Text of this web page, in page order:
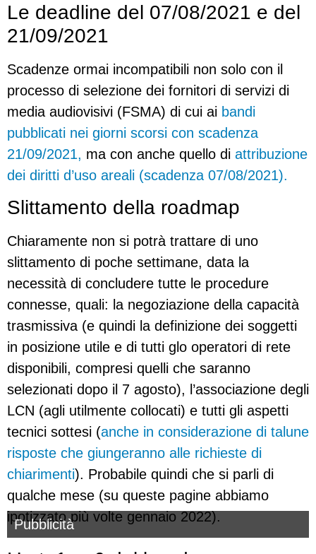
Le deadline del 07/08/2021 e del
21/09/2021
Scadenze ormai incompatibili non solo con il
processo di selezione dei fornitori di servizi di
media audiovisivi (FSMA) di cui ai bandi
pubblicati nei giorni scorsi con scadenza
21/09/2021, ma con anche quello di attribuzione
dei diritti d’uso areali (scadenza 07/08/2021).
Slittamento della roadmap
Chiaramente non si potrà trattare di uno
slittamento di poche settimane, data la
necessità di concludere tutte le procedure
connesse, quali: la negoziazione della capacità
trasmissiva (e quindi la definizione dei soggetti
in posizione utile e di tutti glo operatori di rete
disponibili, compresi quelli che saranno
selezionati dopo il 7 agosto), l’associazione degli
LCN (agli utilmente collocati) e tutti gli aspetti
tecnici sottesi (anche in considerazione di talune
risposte che giungeranno alle richieste di
chiarimenti). Probabile quindi che si parli di
qualche mese (su queste pagine abbiamo
ipotizzato più volte gennaio 2022).
Pubblicità